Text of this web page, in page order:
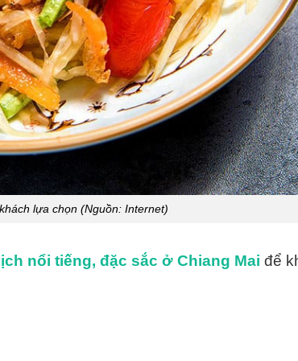
lựa chọn (Nguồn: Internet)
nổi tiếng, đặc sắc ở Chiang Mai để